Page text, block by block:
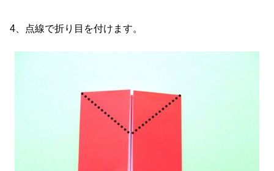
4、点線で折り目を付けます。